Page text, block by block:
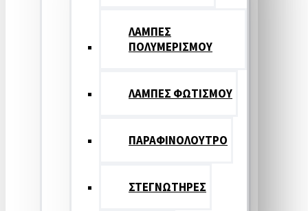
ΛΑΜΠΕΣ
ΠΟΛΥΜΕΡΙΣΜΟΥ
ΛΑΜΠΕΣ ΦΩΤΙΣΜΟΥ
ΠΑΡΑΦΙΝΟΛΟΥΤΡΟ
ΣΤΕΓΝΩΤΗΡΕΣ